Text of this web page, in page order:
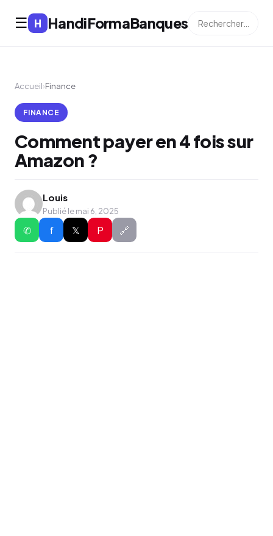
☰ H HandiFormaBanques
Accueil›Finance
FINANCE
Comment payer en 4 fois sur
Amazon ?
Louis
Publié le mai 6, 2025
✆ f 𝕏 P 🔗